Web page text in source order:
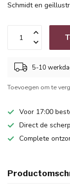
Schmidt en
5-10
Toevoegen om te
Voor 17:00
Direct de
Complete